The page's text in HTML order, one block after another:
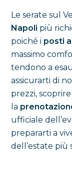
Le serate sul
Napoli più
poiché i posti
massimo
tendono a
assicurarti di
prezzi,
la
ufficiale
prepararti a
dell’estate più